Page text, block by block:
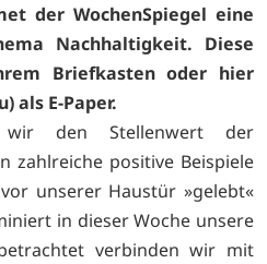
der WochenSpiegel eine
Nachhaltigkeit. Diese
Briefkasten oder hier
als E-Paper.
wir den Stellenwert der
zahlreiche positive Beispiele
unserer Haustür »gelebt«
in dieser Woche unsere
verbinden wir mit